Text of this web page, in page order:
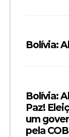
Bolívia:
Bolívia:
Paz!
um
pela